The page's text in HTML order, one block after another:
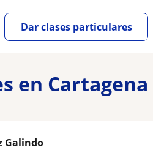
Dar clases particulares
en Cartagena
Galindo